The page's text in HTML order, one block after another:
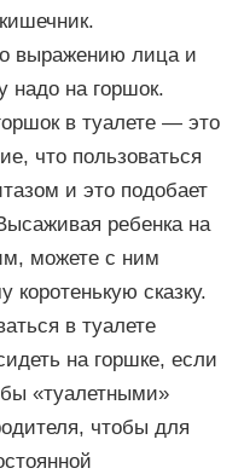
выражению лица и
надо на горшок.
в туалете — это
что пользоваться
и это подобает
ребенка на
можете с ним
коротенькую сказку.
в туалете
на горшке, если
«туалетными»
чтобы для